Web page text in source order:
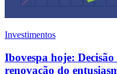
Investimentos
Ibovespa hoje:
renovação do